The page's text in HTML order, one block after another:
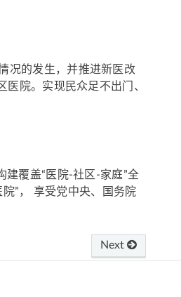
况的发生，并推进新医改
院。实现民众足不出门、
建覆盖“医院-社区-家庭”全
”， 享受党中央、国务院
Next